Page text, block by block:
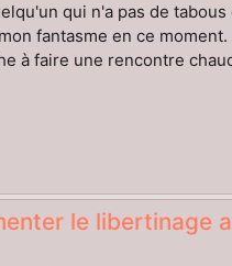
qui n'a pas de
fantasme en ce
à faire une rencontre
le libertinage